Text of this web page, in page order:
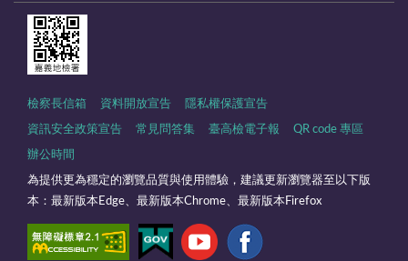
檢察長信箱 資料開放宣告 隱私權保護宣告
資訊安全政策宣告 常見問答集 臺高檢電子報 QR code 專區
辦公時間
為提供更為穩定的瀏覽品質與使用體驗，建議更新瀏覽器至以下版
本：最新版本Edge、最新版本Chrome、最新版本Firefox